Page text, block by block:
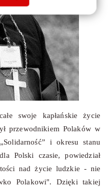
swoje kapłańskie życie
przewodnikiem Polaków w
i okresu stanu
Polski czasie, powiedział
nad życie ludzkie - nie
Polakowi". Dzięki takiej